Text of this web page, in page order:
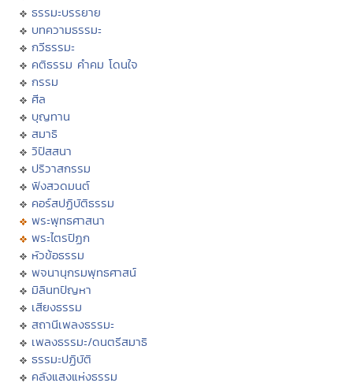
ธรรมะบรรยาย
บทความธรรมะ
กวีธรรมะ
คติธรรม คำคม โดนใจ
กรรม
ศีล
บุญทาน
สมาธิ
วิปัสสนา
ปริวาสกรรม
ฟังสวดมนต์
คอร์สปฏิบัติธรรม
พระพุทธศาสนา
พระไตรปิฏก
หัวข้อธรรม
พจนานุกรมพุทธศาสน์
มิลินทปัญหา
เสียงธรรม
สถานีเพลงธรรมะ
เพลงธรรมะ/ดนตรีสมาธิ
ธรรมะปฏิบัติ
คลังแสงแห่งธรรม